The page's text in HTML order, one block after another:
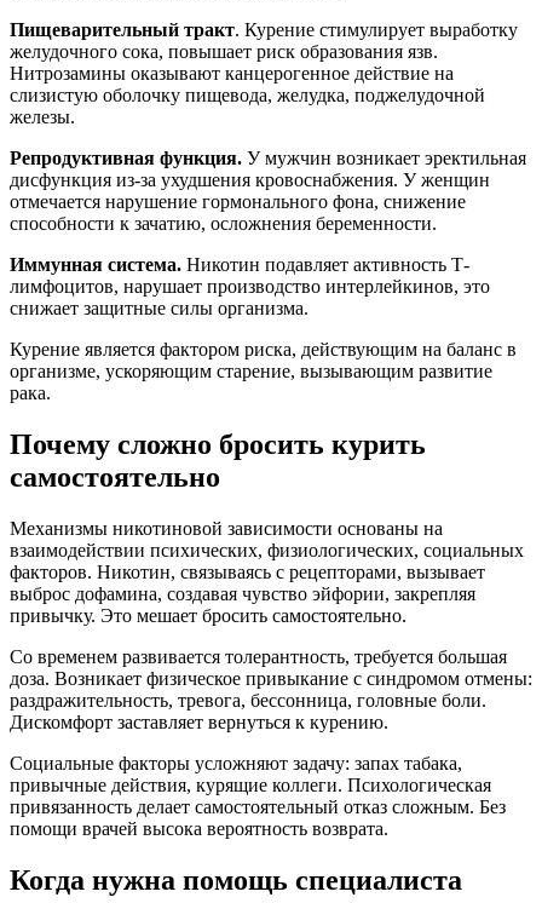
Пищеварительный тракт. Курение стимулирует выработку
желудочного сока, повышает риск образования язв.
Нитрозамины оказывают канцерогенное действие на
слизистую оболочку пищевода, желудка, поджелудочной
железы.
Репродуктивная функция. У мужчин возникает эректильная
дисфункция из-за ухудшения кровоснабжения. У женщин
отмечается нарушение гормонального фона, снижение
способности к зачатию, осложнения беременности.
Иммунная система. Никотин подавляет активность Т-
лимфоцитов, нарушает производство интерлейкинов, это
снижает защитные силы организма.
Курение является фактором риска, действующим на баланс в
организме, ускоряющим старение, вызывающим развитие
рака.
Почему сложно бросить курить
самостоятельно
Механизмы никотиновой зависимости основаны на
взаимодействии психических, физиологических, социальных
факторов. Никотин, связываясь с рецепторами, вызывает
выброс дофамина, создавая чувство эйфории, закрепляя
привычку. Это мешает бросить самостоятельно.
Со временем развивается толерантность, требуется большая
доза. Возникает физическое привыкание с синдромом отмены:
раздражительность, тревога, бессонница, головные боли.
Дискомфорт заставляет вернуться к курению.
Социальные факторы усложняют задачу: запах табака,
привычные действия, курящие коллеги. Психологическая
привязанность делает самостоятельный отказ сложным. Без
помощи врачей высока вероятность возврата.
Когда нужна помощь специалиста